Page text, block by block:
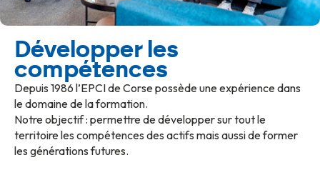
Développer les
compétences
Depuis 1986 l’EPCI de Corse possède une expérience dans
le domaine de la formation.
Notre objectif : permettre de développer sur tout le
territoire les compétences des actifs mais aussi de former
les générations futures.